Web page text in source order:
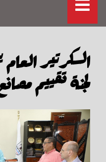
السكرتير
لجنة تقييم